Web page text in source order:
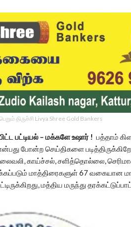
திருச்சி Livya Shree Gold Bankers
பட்டியல் – மக்களே உஷார் ! பத்தாம்
என்பது போன்ற செய்திகளை
காய்ச்சல், சளித்தொல்லை,
மாத்திரைகளுள் 67 வகையான
மத்திய மருந்து